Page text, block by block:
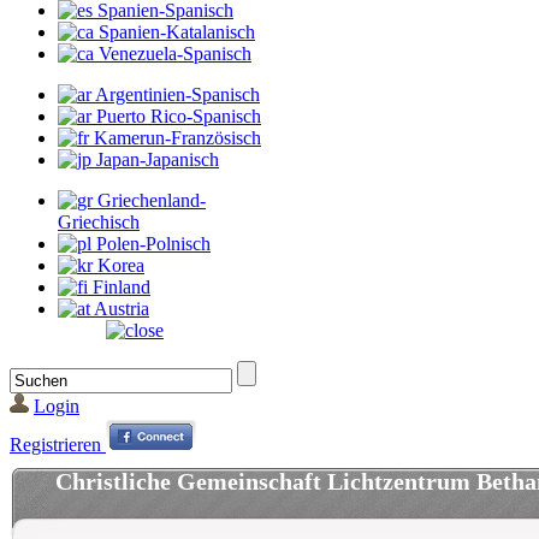
Spanien-Spanisch
Spanien-Katalanisch
Venezuela-Spanisch
Argentinien-Spanisch
Puerto Rico-Spanisch
Kamerun-Französisch
Japan-Japanisch
Griechenland-
Griechisch
Polen-Polnisch
Korea
Finland
Austria
Login
Registrieren
Christliche Gemeinschaft Lichtzentrum